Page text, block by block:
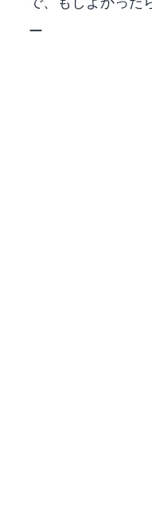
で、もしよかった
ー